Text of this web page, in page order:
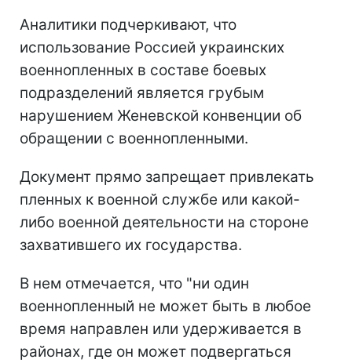
Аналитики подчеркивают, что
использование Россией украинских
военнопленных в составе боевых
подразделений является грубым
нарушением Женевской конвенции об
обращении с военнопленными.
Документ прямо запрещает привлекать
пленных к военной службе или какой-
либо военной деятельности на стороне
захватившего их государства.
В нем отмечается, что "ни один
военнопленный не может быть в любое
время направлен или удерживается в
районах, где он может подвергаться